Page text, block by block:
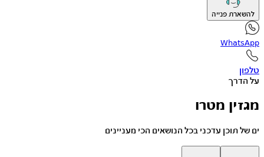
להשארת פנייה
WhatsApp
טלפון
על הדרך
מגזין מטרו
ים של תוכן עדכני בכל הנושאים הכי מעניינים